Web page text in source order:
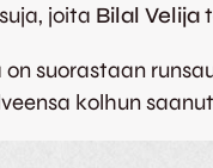
joita Bilal Velija
suorastaan
kolhun